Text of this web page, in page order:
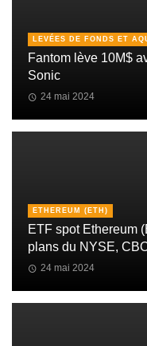
LEVÉES DE FONDS ET
Fantom lève 10M$
Sonic
24 mai 2024
ETHEREUM (ETH)
ETF spot Ethereum
plans du NYSE,
24 mai 2024